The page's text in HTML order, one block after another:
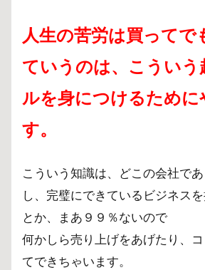
人生の苦労は買ってで
ていうのは、こういう
ルを身につけるため
す。
こういう知識は、どこの会社で
し、完璧にできているビジネス
とか、まあ９９％ないので
何かしら売り上げをあげたり、
てできちゃいます。